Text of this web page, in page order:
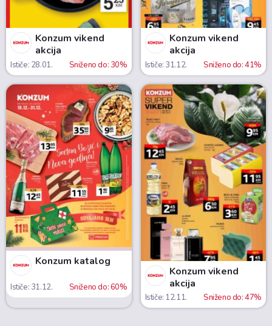
Konzum vikend
akcija
Ističe: 28.01. Sniženo do: 30%
Konzum vikend
akcija
Ističe: 31.12. Sniženo do: 41%
Konzum katalog
Ističe: 31.12. Sniženo do: 60%
Konzum vikend
akcija
Ističe: 12.11. Sniženo do: 47%